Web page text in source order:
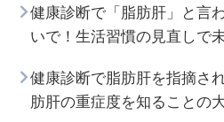
健康診断で「脂肪肝」と言
いで！生活習慣の見直しで
健康診断で脂肪肝を指摘さ
肪肝の重症度を知ることの